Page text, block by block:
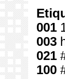
001
003
021
100